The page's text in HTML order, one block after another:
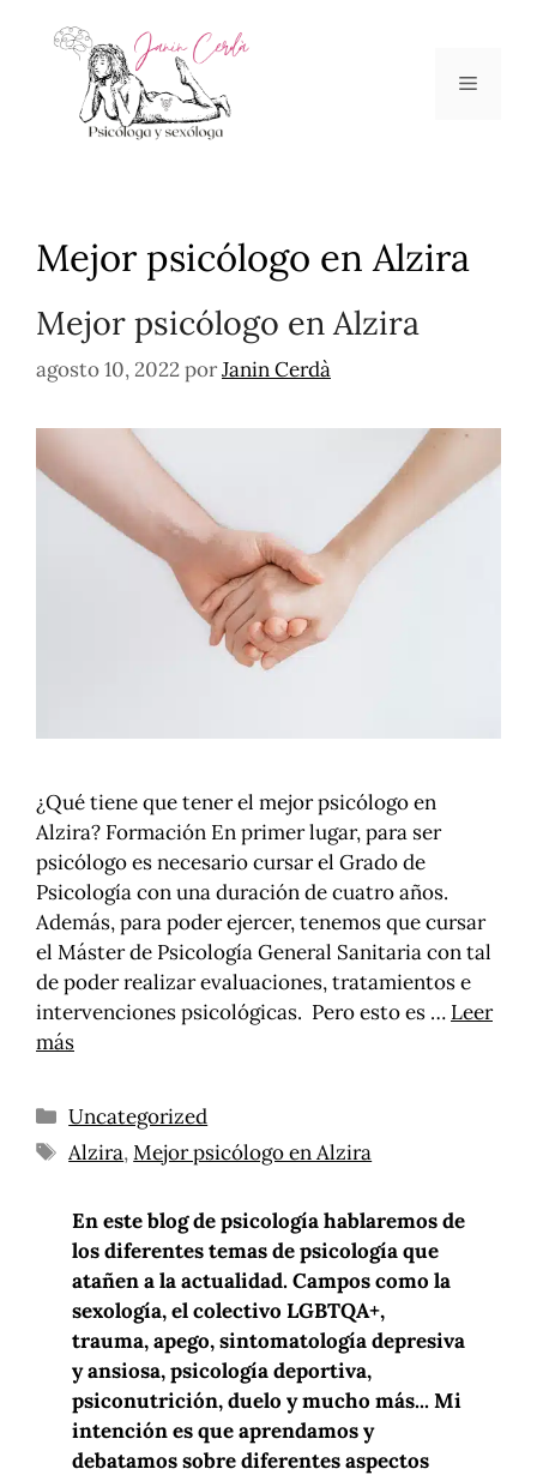
Mejor psicólogo en Alzira
Mejor psicólogo en Alzira
agosto 10, 2022porJanin Cerdà
¿Qué tiene que tener el mejor psicólogo en
Alzira? Formación En primer lugar, para ser
psicólogo es necesario cursar el Grado de
Psicología con una duración de cuatro años.
Además, para poder ejercer, tenemos que cursar
el Máster de Psicología General Sanitaria con tal
de poder realizar evaluaciones, tratamientos e
intervenciones psicológicas. Pero esto es … Leer
más
Uncategorized
Alzira,Mejor psicólogo en Alzira
En este blog de psicología hablaremos de
los diferentes temas de psicología que
atañen a la actualidad. Campos como la
sexología, el colectivo LGBTQA+,
trauma, apego, sintomatología depresiva
y ansiosa, psicología deportiva,
psiconutrición, duelo y mucho más... Mi
intención es que aprendamos y
debatamos sobre diferentes aspectos